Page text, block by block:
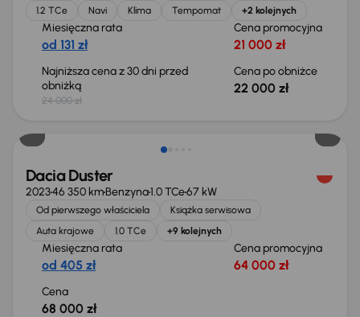
1.2 TCe Navi Klima Tempomat +2 kolejnych
Miesięczna rata
od 131 zł
Cena promocyjna
21 000 zł
Najniższa cena z 30 dni przed
obniżką
24 000 zł
Cena po obniżce
22 000 zł
Dacia Duster
202346 350 kmBenzyna1.0 TCe67 kW
Od pierwszego właściciela
Książka serwisowa
Auta krajowe
1.0 TCe +9 kolejnych
Miesięczna rata
od 405 zł
Cena promocyjna
64 000 zł
Cena
68 000 zł